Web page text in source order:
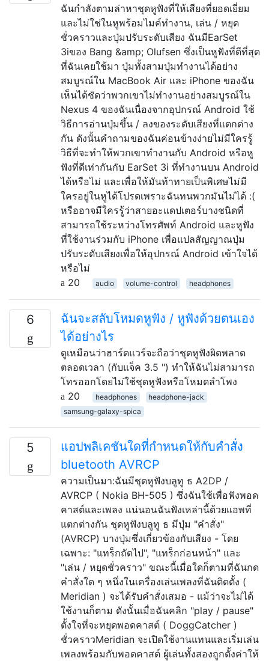
ฉันกำลังตามล่าหาชุดหูฟังที่ให้เสียงที่ยอดเยี่ยม
และไม่ใช่ในหูพร้อมไมค์ทำงาน, เล่น / หยุด
ชั่วคราวและปุ่มปรับระดับเสียง ฉันมีEarSet
3iของ Bang &amp; Olufsen ซึ่งเป็นหูฟังที่ดีที่สุด
ที่ฉันเคยใช้มา ปุ่มทั้งสามปุ่มทำงานได้อย่าง
สมบูรณ์ใน MacBook Air และ iPhone ของฉัน
เห็นได้ชัดว่าพวกเขาไม่ทำงานอย่างสมบูรณ์ใน
Nexus 4 ของฉันเนื่องจากอุปกรณ์ Android ใช้
วิธีการอ่านปุ่มขึ้น / ลงของระดับเสียงที่แตกต่าง
กัน ดังนั้นคำถามของฉันค่อนข้างง่ายไม่มีใครรู้
วิธีที่จะทำให้พวกเขาทำงานกับ Android หรือหู
ฟังที่ดีเท่ากันกับ EarSet 3i ที่ทำงานบน Android
ได้หรือไม่ และเพื่อให้มันท้าทายเป็นพิเศษไม่มี
ใครอยู่ในหูได้โปรดเพราะฉันทนพวกมันไม่ได้ :(
หรืออาจมีใครรู้ว่าสายอะแดปเตอร์บางชนิดที่
สามารถใช้ระหว่างโทรศัพท์ Android และหูฟัง
ที่ใช้งานร่วมกับ iPhone เพื่อแปลสัญญาณปุ่ม
ปรับระดับเสียงเพื่อให้อุปกรณ์ Android เข้าใจได้
หรือไม่
20
audio volume-control headphones
6
ฉันจะสลับโหมดหูฟัง / หูฟังด้วยตนเอง
ได้อย่างไร
ดูเหมือนว่าฮาร์ดแวร์จะถือว่าชุดหูฟังผิดพลาด
ตลอดเวลา (กับแจ็ค 3.5 ") ทำให้ฉันไม่สามารถ
โทรออกโดยไม่ใช้ชุดหูฟังหรือโหมดลำโพง
20
headphones
headphone-jack
samsung-galaxy-spica
5
แอปพลิเคชันใดที่กำหนดให้กับคำสั่ง
bluetooth AVRCP
ความเป็นมา:ฉันมีชุดหูฟังบลูทู ธ A2DP /
AVRCP ( Nokia BH-505 ) ซึ่งฉันใช้เพื่อฟังพอด
คาสต์และเพลง แน่นอนฉันฟังเหล่านี้ด้วยแอพที่
แตกต่างกัน ชุดหูฟังบลูทู ธ มีปุ่ม "คำสั่ง"
(AVRCP) บางปุ่มซึ่งเกี่ยวข้องกับเสียง - โดย
เฉพาะ: "แทร็กถัดไป", "แทร็กก่อนหน้า" และ
"เล่น / หยุดชั่วคราว" ขณะนี้เมื่อใดก็ตามที่ฉันกด
คำสั่งใด ๆ หนึ่งในเครื่องเล่นเพลงที่ฉันติดตั้ง (
Meridian ) จะได้รับคำสั่งเสมอ - แม้ว่าจะไม่ได้
ใช้งานก็ตาม ดังนั้นเมื่อฉันคลิก "play / pause"
ตั้งใจที่จะหยุดพอดคาสต์ ( DoggCatcher )
ชั่วคราวMeridian จะเปิดใช้งานแทนและเริ่มเล่น
เพลงพร้อมกับพอดคาสต์ ผู้เล่นทั้งสองถูกตั้งค่าให้